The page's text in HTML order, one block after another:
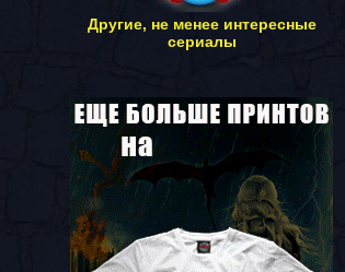
Другие, не менее интересные
сериалы